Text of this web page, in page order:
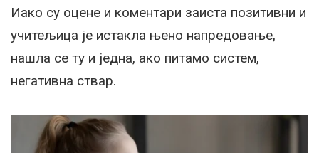
Иако су оцене и коментари заиста позитивни и
учитељица је истакла њено напредовање,
нашла се ту и једна, ако питамо систем,
негативна ствар.